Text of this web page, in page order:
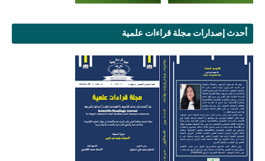
أحدث إصدارات مجلة قراءات علمية